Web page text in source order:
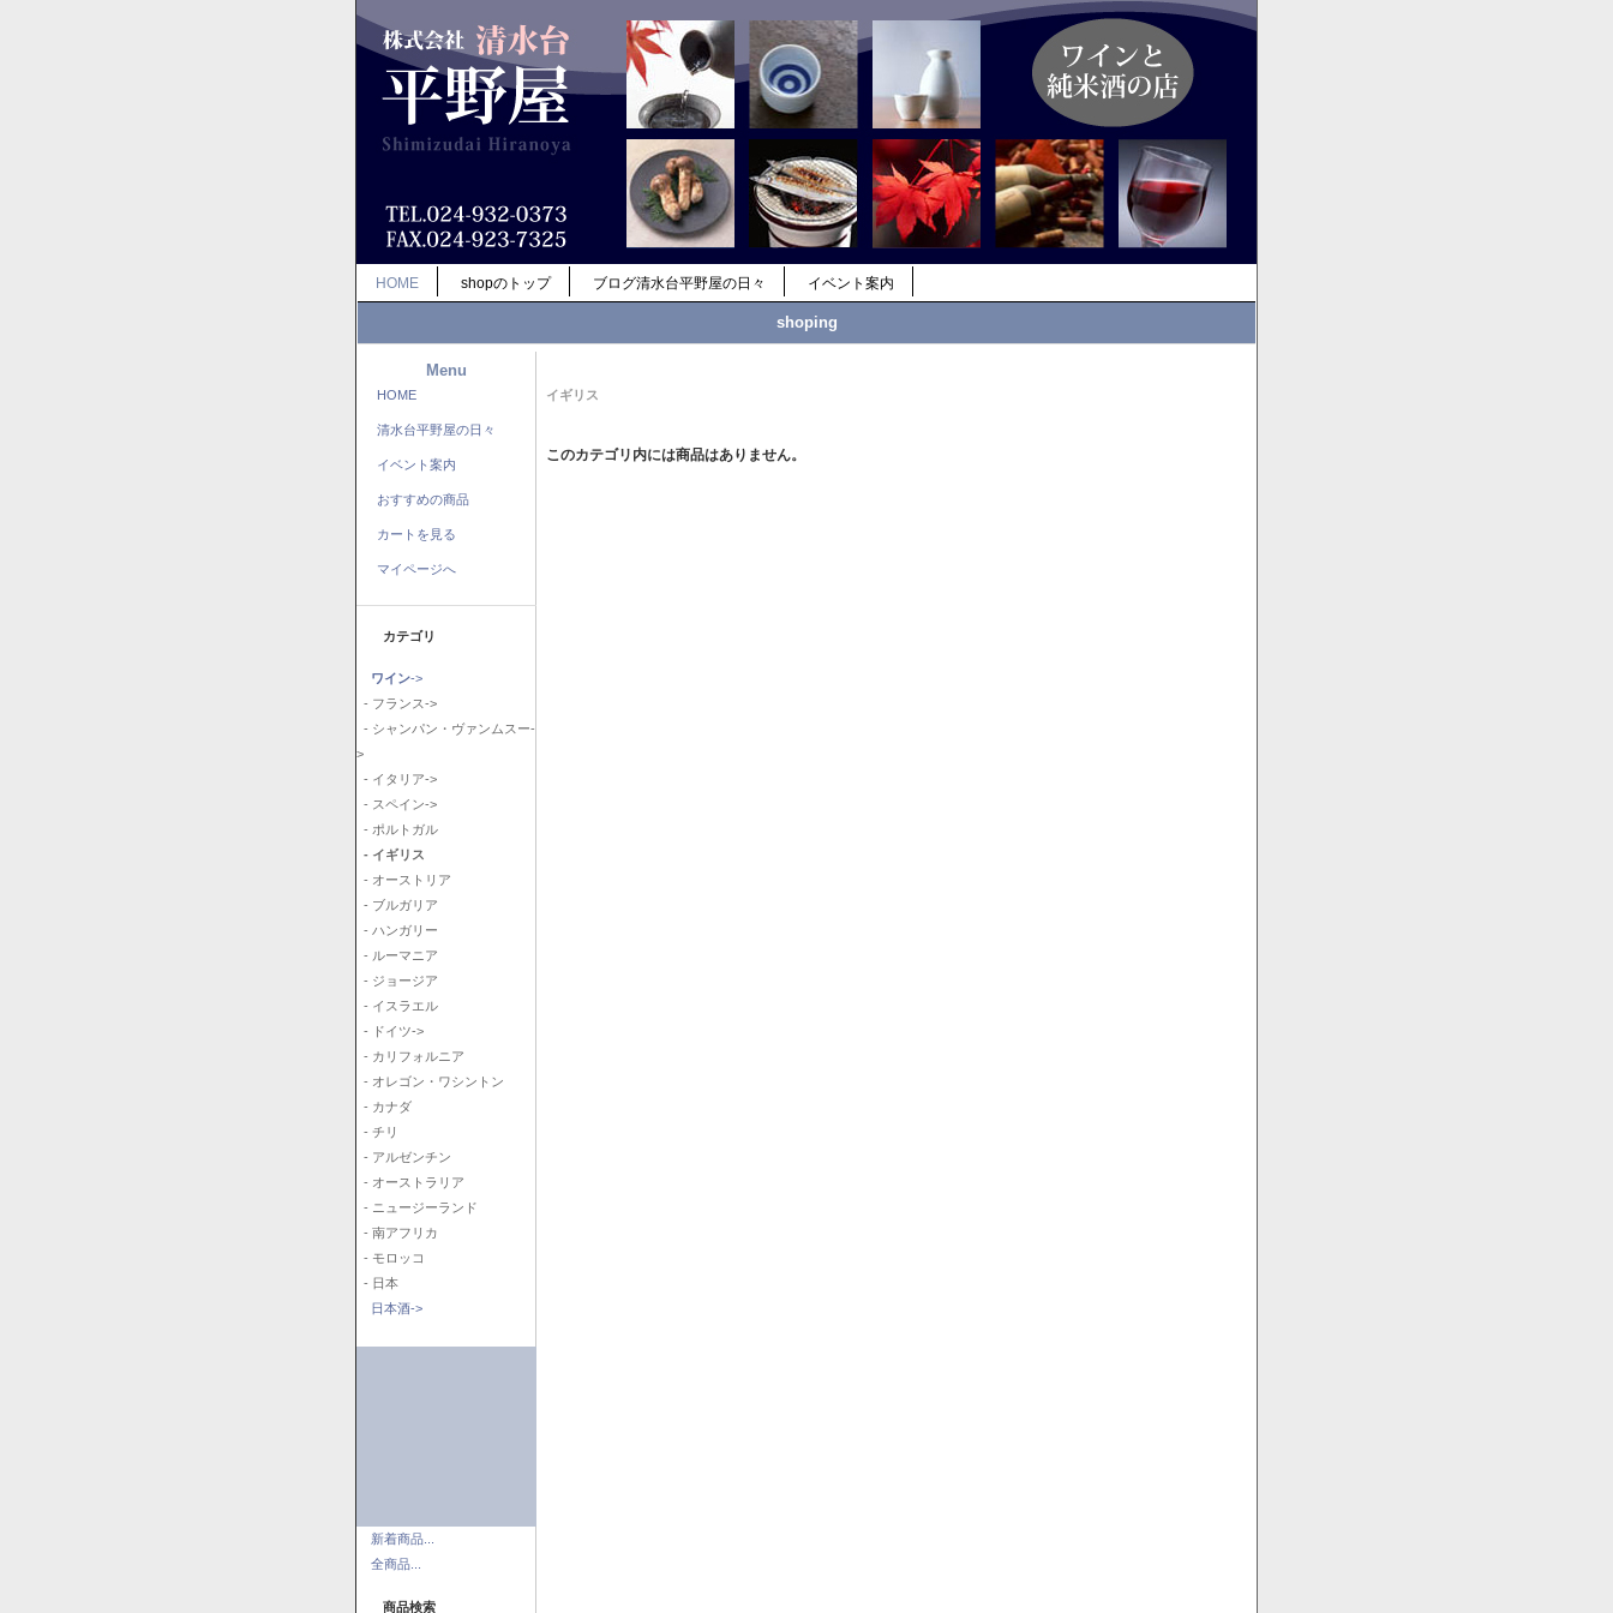
HOME shopのトップ ブログ清水台平野屋の日々 イベント案内
shoping
Menu
HOME
清水台平野屋の日々
イベント案内
おすすめの商品
カートを見る
マイページへ
カテゴリ
ワイン->
- フランス->
- シャンパン・ヴァンムスー-
>
- イタリア->
- スペイン->
- ポルトガル
- イギリス
- オーストリア
- ブルガリア
- ハンガリー
- ルーマニア
- ジョージア
- イスラエル
- ドイツ->
- カリフォルニア
- オレゴン・ワシントン
- カナダ
- チリ
- アルゼンチン
- オーストラリア
- ニュージーランド
- 南アフリカ
- モロッコ
- 日本
日本酒->
新着商品...
全商品...
商品検索
イギリス
このカテゴリ内には商品はありません。